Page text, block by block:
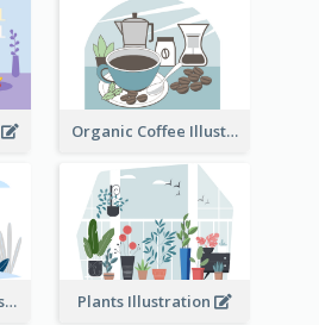
Organic Coffee Illustration
Different Plants Illustration Plants Illustration